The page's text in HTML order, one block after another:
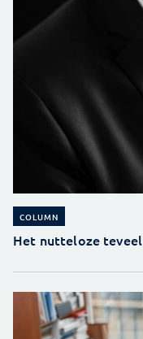
COLUMN
Het nutteloze teveel